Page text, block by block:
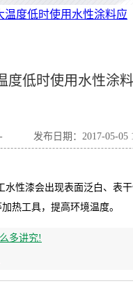
温度低时使用水性涂料应
度低时使用水性涂
- 发布日期：2017-05-05
性漆会出现表面泛白、表
热工具，提高环境温度。
多讲究!